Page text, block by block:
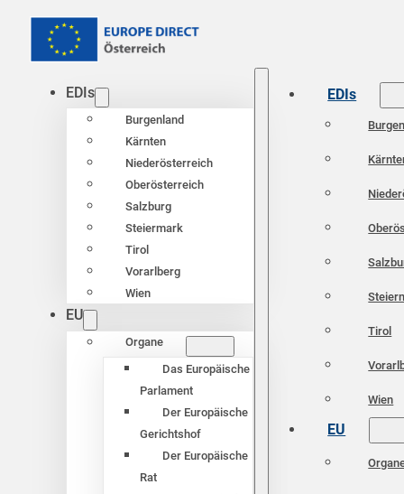
EDIs
Burgenland
Kärnten
Niederösterreich
Oberösterreich
Salzburg
Steiermark
Tirol
Vorarlberg
Wien
EU
Organe
Das Europäische
Parlament
Der Europäische
Gerichtshof
Der Europäische
Rat
EDIs
Tirol
Wien
EU